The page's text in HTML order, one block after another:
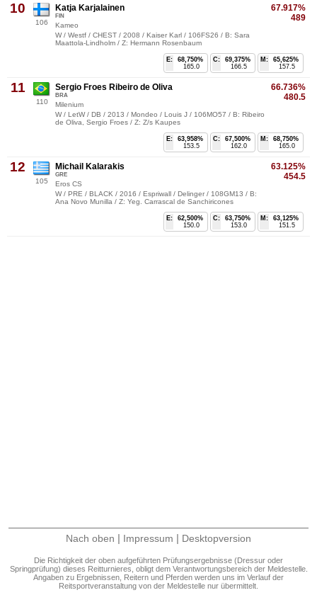
10
106
67.917%
489
Katja Karjalainen
FIN
Kameo
W / Westf / CHEST / 2008 / Kaiser Karl / 106FS26 / B: Sara
Maattola-Lindholm / Z: Hermann Rosenbaum
M:
65,625%
157.5
C:
69,375%
166.5
E:
68,750%
165.0
11
110
66.736%
480.5
Sergio Froes Ribeiro de Oliva
BRA
Milenium
W / LetW / DB / 2013 / Mondeo / Louis J / 106MO57 / B: Ribeiro
de Oliva, Sergio Froes / Z: Z/s Kaupes
M:
68,750%
165.0
C:
67,500%
162.0
E:
63,958%
153.5
12
105
63.125%
454.5
Michail Kalarakis
GRE
Eros CS
W / PRE / BLACK / 2016 / Espriwall / Delinger / 108GM13 / B:
Ana Novo Munilla / Z: Yeg. Carrascal de Sanchiricones
M:
63,125%
151.5
C:
63,750%
153.0
E:
62,500%
150.0
Nach oben | Impressum | Desktopversion
Die Richtigkeit der oben aufgeführten Prüfungsergebnisse (Dressur oder
Springprüfung) dieses Reitturnieres, obligt dem Verantwortungsbereich der Meldestelle.
Angaben zu Ergebnissen, Reitern und Pferden werden uns im Verlauf der
Reitsportveranstaltung von der Meldestelle nur übermittelt.